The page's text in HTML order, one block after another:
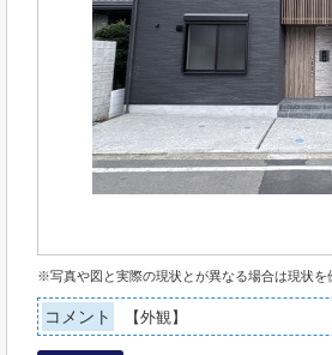
※写真や図と実際の現状とが異なる場合は現状を
コメント 【外観】